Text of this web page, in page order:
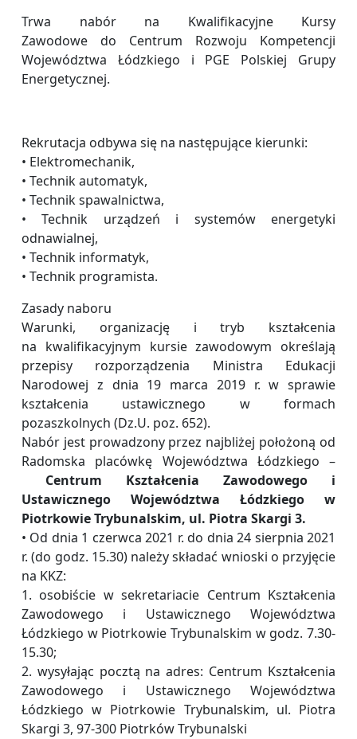
Trwa nabór na Kwalifikacyjne Kursy
Zawodowe do Centrum Rozwoju Kompetencji
Województwa Łódzkiego i PGE Polskiej Grupy
Energetycznej.
Rekrutacja odbywa się na następujące kierunki:
• Elektromechanik,
• Technik automatyk,
• Technik spawalnictwa,
• Technik urządzeń i systemów energetyki
odnawialnej,
• Technik informatyk,
• Technik programista.
Zasady naboru
Warunki, organizację i tryb kształcenia
na kwalifikacyjnym kursie zawodowym określają
przepisy rozporządzenia Ministra Edukacji
Narodowej z dnia 19 marca 2019 r. w sprawie
kształcenia ustawicznego w formach
pozaszkolnych (Dz.U. poz. 652).
Nabór jest prowadzony przez najbliżej położoną od
Radomska placówkę Województwa Łódzkiego –
Centrum Kształcenia Zawodowego i
Ustawicznego Województwa Łódzkiego w
Piotrkowie Trybunalskim, ul. Piotra Skargi 3.
• Od dnia 1 czerwca 2021 r. do dnia 24 sierpnia 2021
r. (do godz. 15.30) należy składać wnioski o przyjęcie
na KKZ:
1. osobiście w sekretariacie Centrum Kształcenia
Zawodowego i Ustawicznego Województwa
Łódzkiego w Piotrkowie Trybunalskim w godz. 7.30-
15.30;
2. wysyłając pocztą na adres: Centrum Kształcenia
Zawodowego i Ustawicznego Województwa
Łódzkiego w Piotrkowie Trybunalskim, ul. Piotra
Skargi 3, 97-300 Piotrków Trybunalski